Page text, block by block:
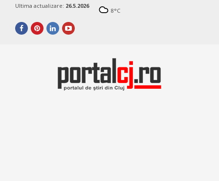
Ultima actualizare: 26.5.2026
8°C